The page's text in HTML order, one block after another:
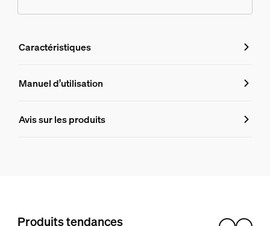
Caractéristiques
Caractéristiques
8721103109118
Manuel d’utilisation
Avis sur les produits
Produits tendances